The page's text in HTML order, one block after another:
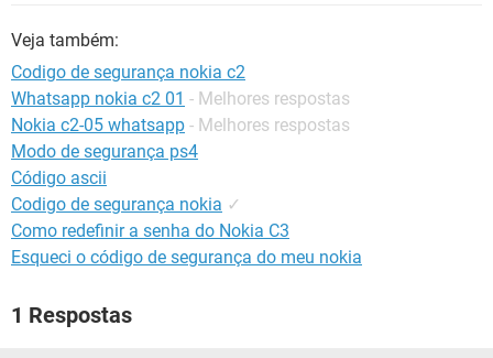
Veja também:
Codigo de segurança nokia c2
Whatsapp nokia c2 01 - Melhores respostas
Nokia c2-05 whatsapp - Melhores respostas
Modo de segurança ps4
Código ascii
Codigo de segurança nokia ✓
Como redefinir a senha do Nokia C3
Esqueci o código de segurança do meu nokia
1 Respostas